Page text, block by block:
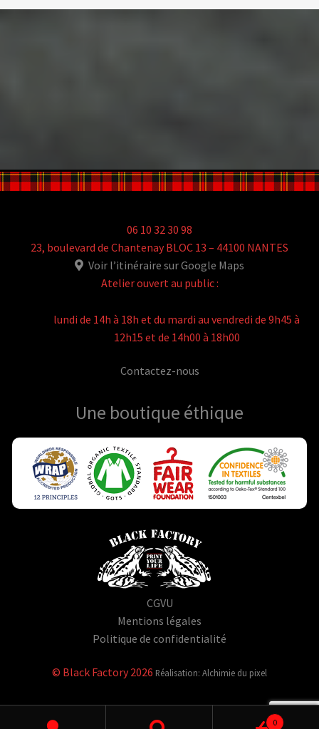
06 10 32 30 98
23, boulevard de Chantenay BLOC 13 – 44100 NANTES
Voir l’itinéraire sur Google Maps
Atelier ouvert au public :
lundi de 14h à 18h et du mardi au vendredi de 9h45 à
12h15 et de 14h00 à 18h00
Contactez-nous
Une boutique éthique
CGVU
Mentions légales
Politique de confidentialité
© Black Factory 2026 Réalisation: Alchimie du pixel
Rechercher un produit 0